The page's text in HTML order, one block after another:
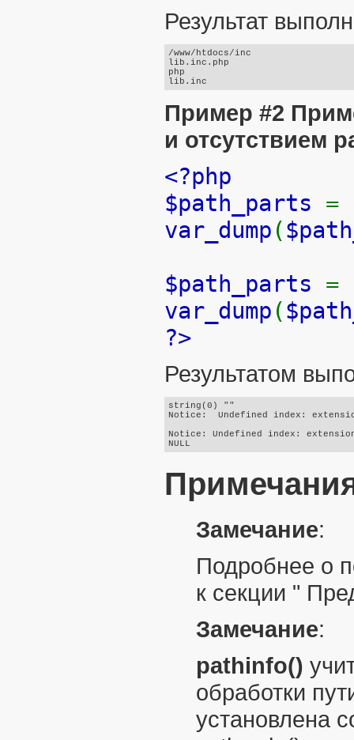
Результат
/www/htdocs/inc
lib.inc.php
php
Пример #2
и отсутствием
<?php
$path_parts =
var_dump (
$path_parts =
var_dump (
?>
Результатом
string(0) ""
Notice:  Undefined index:
Notice: Undefined index:
Замечание:
Подробнее о
к секции "
Замечание:
pathinfo()
обработки
установлена